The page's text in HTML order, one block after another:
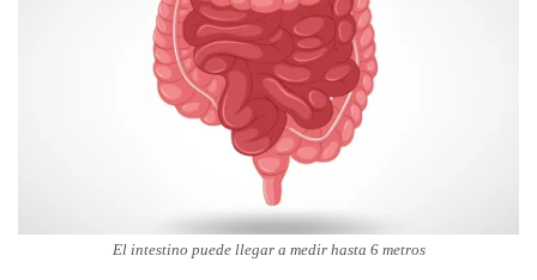
El intestino puede llegar a medir hasta 6 metros